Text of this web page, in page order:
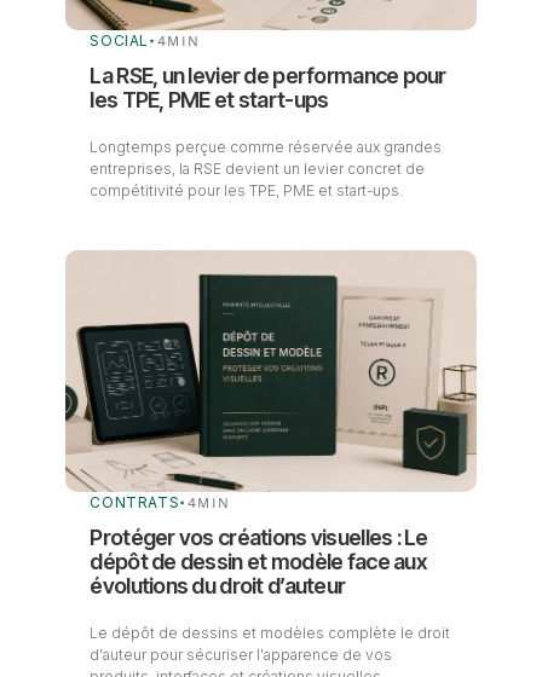
SOCIAL • 4MIN
La RSE, un levier de performance pour
les TPE, PME et start-ups
Longtemps perçue comme réservée aux grandes
entreprises, la RSE devient un levier concret de
compétitivité pour les TPE, PME et start-ups.
CONTRATS• 4MIN
Protéger vos créations visuelles : Le
dépôt de dessin et modèle face aux
évolutions du droit d’auteur
Le dépôt de dessins et modèles complète le droit
d'auteur pour sécuriser l'apparence de vos